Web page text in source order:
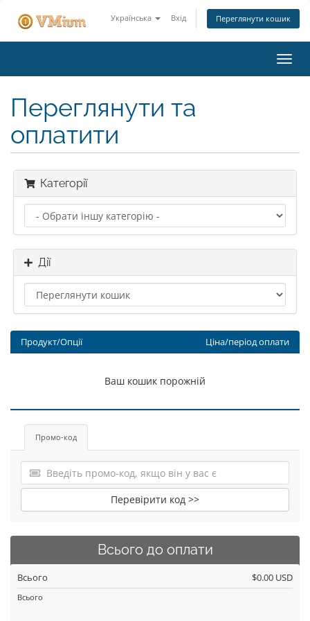
Українська Вхід Переглянути кошик
Переглянути та
оплатити
Категорії
Дії
Продукт/Опції Ціна/період оплати
Ваш кошик порожній
Промо-код
Перевірити код >>
Всього до оплати
Всього $0.00 USD
Всього